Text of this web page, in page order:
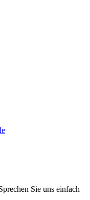
Sie uns einfach